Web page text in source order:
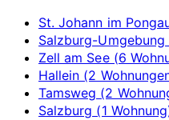
St. Johann im
Salzburg-Umgebung
Zell am See (6
Hallein (2
Tamsweg (2
Salzburg (1